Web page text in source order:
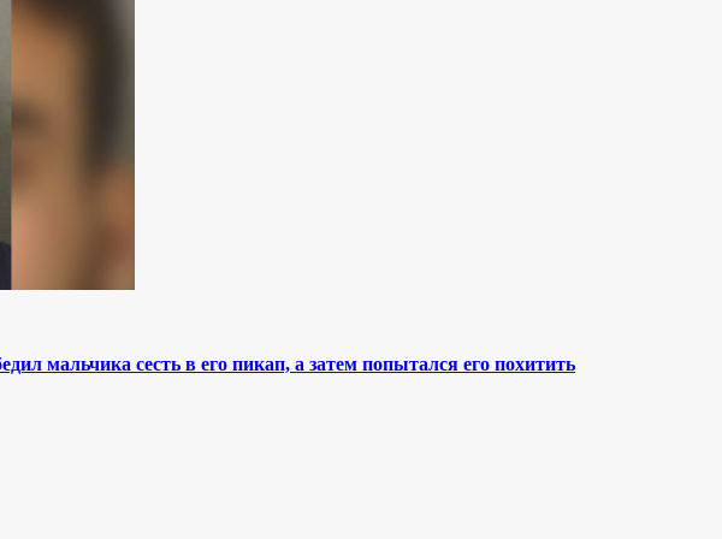
мальчика сесть в его пикап, а затем попытался его похитить